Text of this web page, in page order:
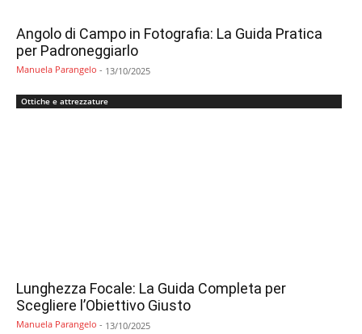
Angolo di Campo in Fotografia: La Guida Pratica
per Padroneggiarlo
Manuela Parangelo - 13/10/2025
Ottiche e attrezzature
Lunghezza Focale: La Guida Completa per
Scegliere l’Obiettivo Giusto
Manuela Parangelo - 13/10/2025